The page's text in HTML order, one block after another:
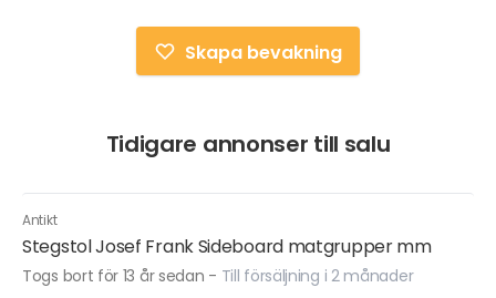
Skapa bevakning
Tidigare annonser till salu
Antikt
Stegstol Josef Frank Sideboard matgrupper mm
Togs bort för 13 år sedan - Till försäljning i 2 månader